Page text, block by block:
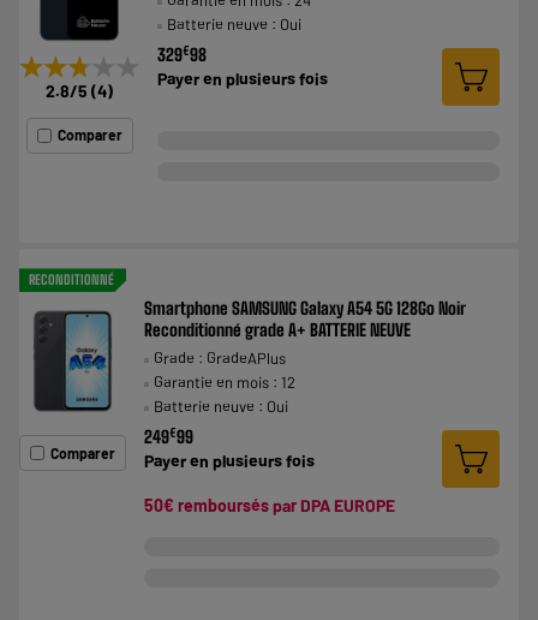
★★★★★
★★★★★
2.8/5 (4)
Comparer
Batterie neuve : Oui
329€98
Payer en plusieurs fois
RECONDITIONNÉ
Comparer
Smartphone SAMSUNG Galaxy A54 5G 128Go Noir
Reconditionné grade A+ BATTERIE NEUVE
Grade : GradeAPlus
Garantie en mois : 12
Batterie neuve : Oui
249€99
Payer en plusieurs fois
50€ remboursés par DPA EUROPE